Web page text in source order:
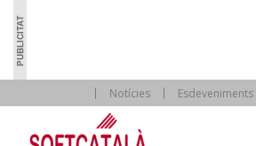
Notícies Esdeveniments